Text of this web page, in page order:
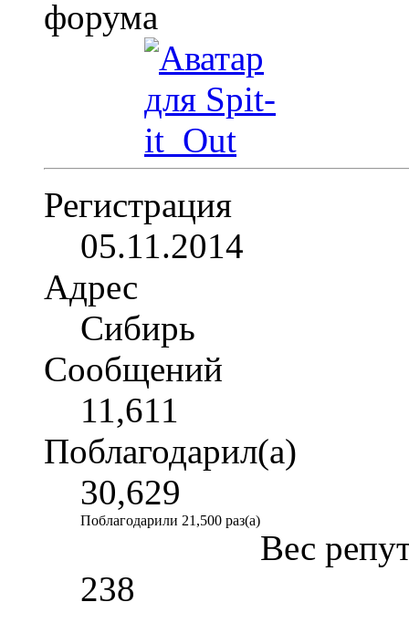
Регистрация
05.11.2014
Адрес
Сибирь
Сообщений
11,611
Поблагодарил(а)
30,629
Поблагодарили 21,500 раз(а)
Вес
238